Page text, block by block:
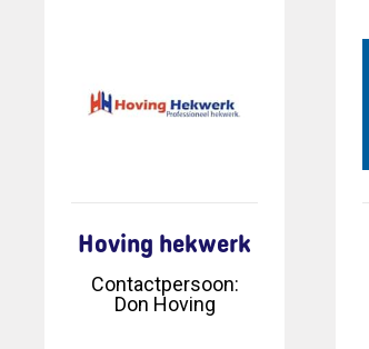
Hoving hekwerk
Contactpersoon:
Don Hoving